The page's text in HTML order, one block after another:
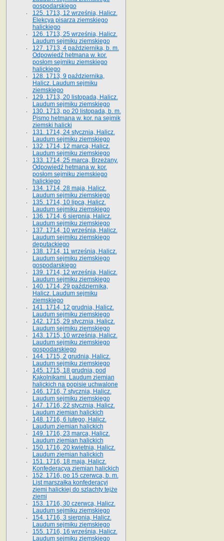
gospodarskiego
125. 1713, 12 września, Halicz.
Elekcya pisarza ziemskiego
halickiego
126. 1713, 25 września, Halicz.
Laudum sejmiku ziemskiego
127. 1713, 4 października, b. m.
Odpowiedź hetmana w. kor.
posłom sejmiku ziemskiego
halickiego
128. 1713, 9 października,
Halicz. Laudum sejmiku
ziemskiego
129. 1713, 20 listopada, Halicz.
Laudum sejmiku ziemskiego
130. 1713, po 20 listopada, b. m.
Pismo hetmana w. kor. na sejmik
ziemski halicki
131. 1714, 24 stycznia, Halicz.
Laudum sejmiku ziemskiego
132. 1714, 12 marca, Halicz.
Laudum sejmiku ziemskiego
133. 1714, 25 marca, Brzeżany.
Odpowiedź hetmana w. kor.
posłom sejmiku ziemskiego
halickiego
134. 1714, 28 maja, Halicz.
Laudum sejmiku ziemskiego
135. 1714, 10 lipca, Halicz.
Laudum sejmiku ziemskiego
136. 1714, 6 sierpnia, Halicz.
Laudum sejmiku ziemskiego
137. 1714, 10 września, Halicz.
Laudum sejmiku ziemskiego
deputackiego
138. 1714, 11 września, Halicz.
Laudum sejmiku ziemskiego
gospodarskiego
139. 1714, 12 września, Halicz.
Laudum sejmiku ziemskiego
140. 1714, 29 października,
Halicz. Laudum sejmiku
ziemskiego
141. 1714, 12 grudnia, Halicz.
Laudum sejmiku ziemskiego
142. 1715, 29 stycznia, Halicz.
Laudum sejmiku ziemskiego
143. 1715, 10 września, Halicz.
Laudum sejmiku ziemskiego
gospodarskiego
144. 1715, 2 grudnia, Halicz.
Laudum sejmiku ziemskiego
145. 1715, 18 grudnia, pod
Kąkolnikami. Laudum ziemian
halickich na popisie uchwalone
146. 1716, 7 stycznia, Halicz.
Laudum sejmiku ziemskiego
147. 1716, 22 stycznia, Halicz.
Laudum ziemian halickich
148. 1716, 6 lutego, Halicz.
Laudum ziemian halickich
149. 1716, 23 marca, Halicz.
Laudum ziemian halickich
150. 1716, 20 kwietnia, Halicz.
Laudum ziemian halickich
151. 1716, 18 maja, Halicz.
Konfederacya ziemian halickich
152. 1716, po 15 czerwca, b. m.
List marszałka konfederacyi
ziemi halickiej do szlachty tejże
ziemi
153. 1716, 30 czerwca, Halicz.
Laudum sejmiku ziemskiego
154. 1716, 3 sierpnia, Halicz.
Laudum sejmiku ziemskiego
155. 1716, 16 września, Halicz.
Laudum sejmiku ziemskiego